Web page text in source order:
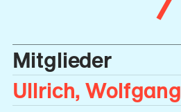
Mitglieder
Ullrich, Wolfgang